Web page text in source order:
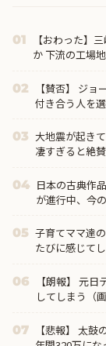
01
【おわった】
か 下流の工場
02
【賛否】 ジ
付き合う人を
03 大地震が起き
凄すぎると絶賛
04 日本の古典作
が進行中、今
05 子育てママ達
たびに感じて
06
【朗報】 元
してしまう（
07
【悲報】 太